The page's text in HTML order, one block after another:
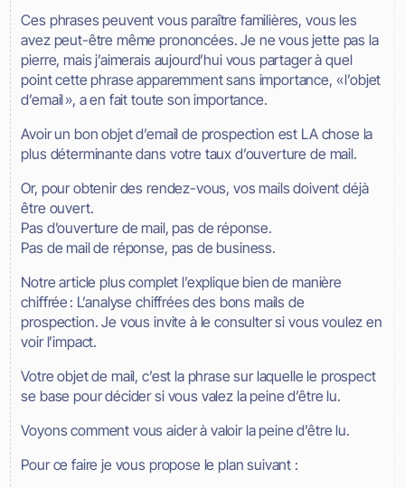
Ces phrases peuvent vous paraître familières, vous les
avez peut-être même prononcées. Je ne vous jette pas la
pierre, mais j’aimerais aujourd’hui vous partager à quel
point cette phrase apparemment sans importance, « l’objet
d’email », a en fait toute son importance.
Avoir un bon objet d’email de prospection est LA chose la
plus déterminante dans votre taux d’ouverture de mail.
Or, pour obtenir des rendez-vous, vos mails doivent déjà
être ouvert.
Pas d’ouverture de mail, pas de réponse.
Pas de mail de réponse, pas de business.
Notre article plus complet l’explique bien de manière
chiffrée : L’analyse chiffrées des bons mails de
prospection. Je vous invite à le consulter si vous voulez en
voir l’impact.
Votre objet de mail, c’est la phrase sur laquelle le prospect
se base pour décider si vous valez la peine d’être lu.
Voyons comment vous aider à valoir la peine d’être lu.
Pour ce faire je vous propose le plan suivant :